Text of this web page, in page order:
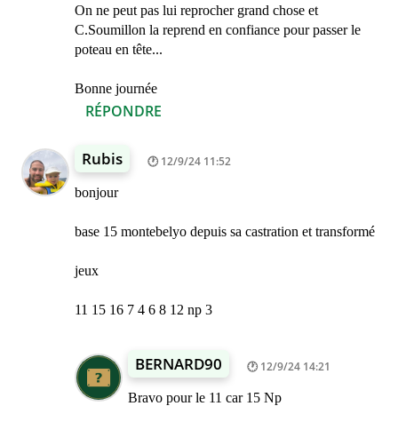
On ne peut pas lui reprocher grand chose et
C.Soumillon la reprend en confiance pour passer le
poteau en tête...
Bonne journée
RÉPONDRE
Rubis 12/9/24 11:52
bonjour
base 15 montebelyo depuis sa castration et transformé
jeux
11 15 16 7 4 6 8 12 np 3
BERNARD90 12/9/24 14:21
Bravo pour le 11 car 15 Np